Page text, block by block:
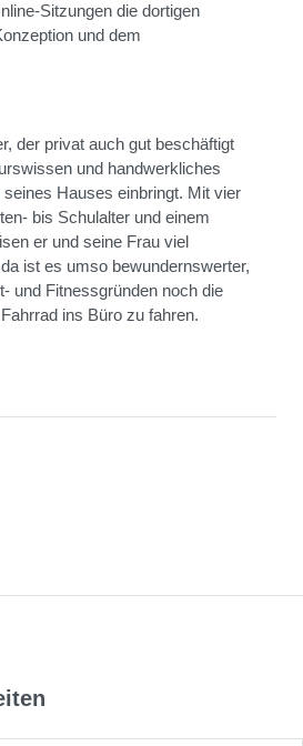
Sitzungen die dortigen
und dem
der privat auch gut beschäftigt
und handwerkliches
seines Hauses einbringt. Mit vier
bis Schulalter und einem
er und seine Frau viel
ist es umso bewundernswerter,
und Fitnessgründen noch die
ins Büro zu fahren.